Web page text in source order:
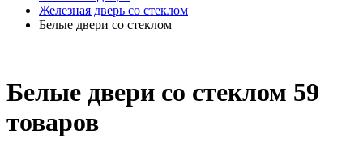
Железная дверь со стеклом
Белые двери со стеклом
Белые двери со стеклом 59
товаров